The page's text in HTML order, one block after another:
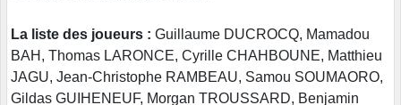
La liste des joueurs : Guillaume DUCROCQ, Mamadou
BAH, Thomas LARONCE, Cyrille CHAHBOUNE, Matthieu
JAGU, Jean-Christophe RAMBEAU, Samou SOUMAORO,
Gildas GUIHENEUF, Morgan TROUSSARD, Benjamin